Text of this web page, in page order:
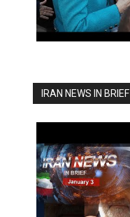
IRAN NEWS IN BRIEF